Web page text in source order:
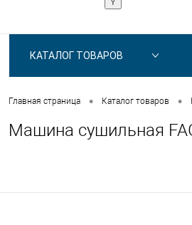
КАТАЛОГ ТОВАРОВ
Главная страница • Каталог товаров •
Машина сушильная